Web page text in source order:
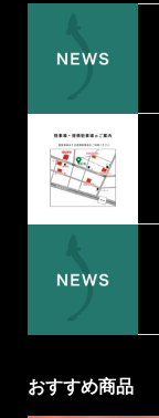
おすすめ商品